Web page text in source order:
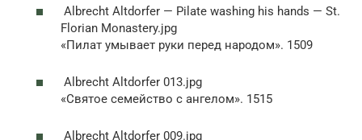
Albrecht Altdorfer — Pilate washing his hands — St.
Florian Monastery.jpg
«Пилат умывает руки перед народом». 1509
Albrecht Altdorfer 013.jpg
«Святое семейство с ангелом». 1515
Albrecht Altdorfer 009.jpg